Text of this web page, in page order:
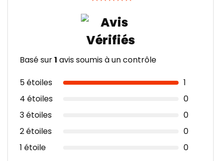
Basé sur1 avis soumis à un contrôle
5 étoiles
1
4 étoiles
0
3 étoiles
0
2 étoiles
0
1 étoile
0